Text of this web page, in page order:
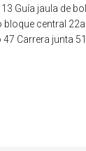
Guía jaula de
central
Carrera junta